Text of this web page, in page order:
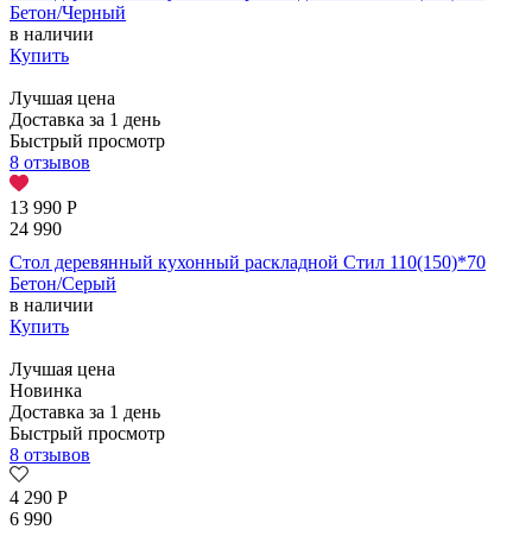
Бетон/Черный
в наличии
Купить
Лучшая цена
Доставка за 1 день
Быстрый просмотр
8 отзывов
13 990 Р
24 990
Стол деревянный кухонный раскладной Стил 110(150)*70
Бетон/Серый
в наличии
Купить
Лучшая цена
Новинка
Доставка за 1 день
Быстрый просмотр
8 отзывов
4 290 Р
6 990